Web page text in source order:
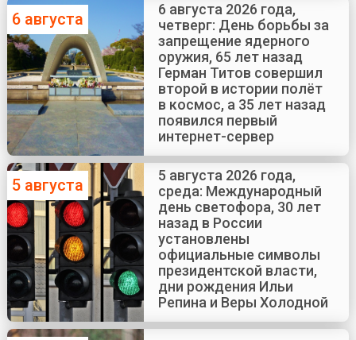
6 августа
6 августа 2026 года,
четверг: День борьбы за
запрещение ядерного
оружия, 65 лет назад
Герман Титов совершил
второй в истории полёт
в космос, а 35 лет назад
появился первый
интернет-сервер
5 августа
5 августа 2026 года,
среда: Международный
день светофора, 30 лет
назад в России
установлены
официальные символы
президентской власти,
дни рождения Ильи
Репина и Веры Холодной